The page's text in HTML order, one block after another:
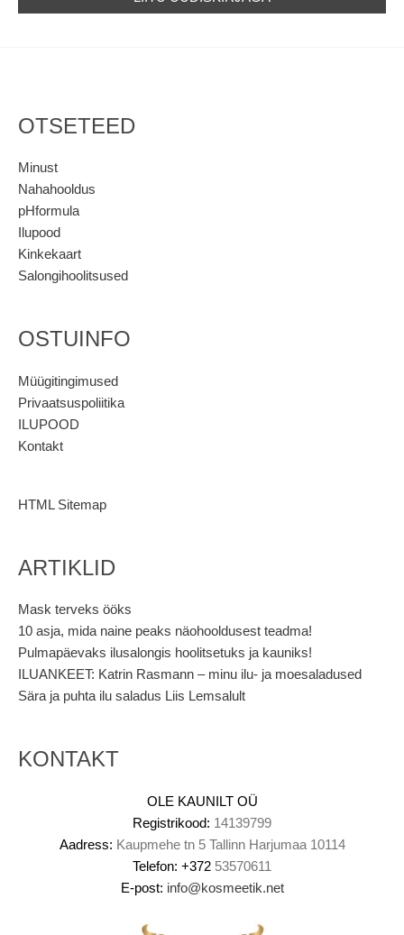
OTSETEED
Minust
Nahahooldus
pHformula
Ilupood
Kinkekaart
Salongihoolitsused
OSTUINFO
Müügitingimused
Privaatsuspoliitika
ILUPOOD
Kontakt
HTML Sitemap
ARTIKLID
Mask terveks ööks
10 asja, mida naine peaks näohooldusest teadma!
Pulmapäevaks ilusalongis hoolitsetuks ja kauniks!
ILUANKEET: Katrin Rasmann – minu ilu- ja moesaladused
Sära ja puhta ilu saladus Liis Lemsalult
KONTAKT
OLE KAUNILT OÜ
Registrikood: 14139799
Aadress: Kaupmehe tn 5 Tallinn Harjumaa 10114
Telefon: +372 53570611
E-post: info@kosmeetik.net